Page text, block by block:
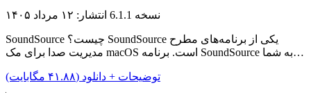
نسخه 6.1.1 انتشار: ۱۲ مرداد ۱۴۰۵
SoundSource چیست؟ SoundSource یکی از برنامه‌های مطرح
مدیریت صدا برای مک macOS است. برنامه SoundSource به شما…
توضیحات + دانلود (۴۱.۸۸ مگابایت)